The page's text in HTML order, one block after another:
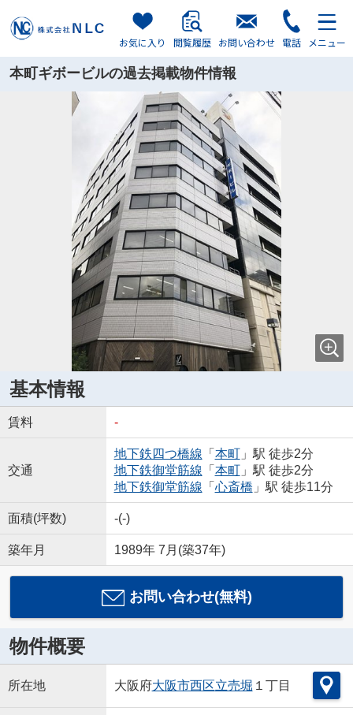
お気に入り 閲覧履歴 お問い合わせ 電話 メニュー
本町ギボービルの過去掲載物件情報
基本情報
賃料 -
交通
地下鉄四つ橋線 「 本町
」駅 徒歩2分
地下鉄御堂筋線 「 本町
」駅 徒歩2分
地下鉄御堂筋線 「 心斎橋 」駅 徒歩11分
面積(坪数) -(-)
築年月 1989年 7月(築37年)
お問い合わせ(無料)
物件概要
所在地 大阪府大阪市西区立売堀 １丁目